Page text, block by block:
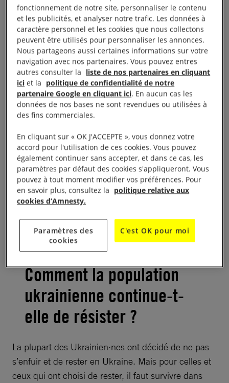
téléphones et passer quelques heures dans un
espace chauffé.
A Kyiv, où la ville a été plongée dans le noir à
plusieurs reprises, les équipes d’Amnesty
International Ukraine font face aux mêmes
difficultés. Nos collègues ont choisi de rester sur
place pour enquêter au plus près du terrain et
rendre compte des violations des droits humains. A
l’approche des quatre ans de l’invasion totale de
l’Ukraine, nous nous sommes entretenus avec
Veronika Velch, directrice d’Amnesty International
Ukraine. Elle nous raconte comment le travail de
nos équipes se poursuit dans ces conditions. Leur
objectif : enquêter et alerter pour enfin obtenir
justice.
Comment la population
ukrainienne continue-t-
elle de résister ?
La plupart des Ukrainien·nes ont décidé de ne pas
s’enfuir et de rester en Ukraine. Mais pour celles et
ceux qui ont choisi de rester, il faut survivre dans
fonctionnement de notre site, personnaliser le contenu
et les publicités, et analyser notre trafic. Les données à
caractère personnel et les cookies que nous collectons
peuvent être utilisés pour personnaliser les annonces.
Nous partageons aussi certaines informations sur votre
navigation avec nos partenaires. Vous pouvez entres
autres consulter la liste de nos partenaires en cliquant
ici et la politique de confidentialité de notre
partenaire Google en cliquant ici. En aucun cas les
données de nos bases ne sont revendues ou utilisées à
des fins commerciales.
En cliquant sur « OK J'ACCEPTE », vous donnez votre
accord pour l'utilisation de ces cookies. Vous pouvez
également continuer sans accepter, et dans ce cas, les
paramètres par défaut des cookies s'appliqueront. Vous
pouvez à tout moment modifier vos préférences. Pour
en savoir plus, consultez la politique relative aux
cookies d’Amnesty.
Paramètres des
cookies
C'est OK pour moi